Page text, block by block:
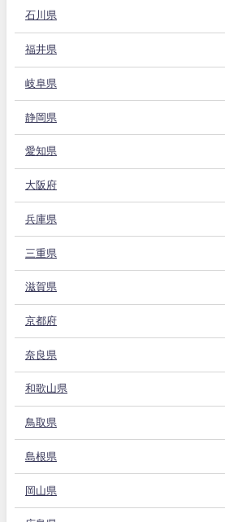
石川県
福井県
岐阜県
静岡県
愛知県
大阪府
兵庫県
三重県
滋賀県
京都府
奈良県
和歌山県
鳥取県
島根県
岡山県